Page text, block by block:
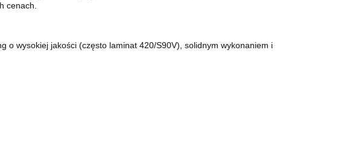
cenach.
o wysokiej jakości (często laminat 420/S90V), solidnym wykonaniem i